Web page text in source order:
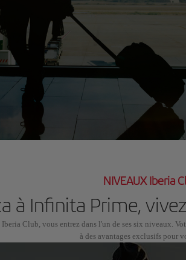
NIVEAUX Iberia
à Infinita Prime,
Club, vous entrez dans l'un de ses six niveaux.
à des avantages exclusifs pour